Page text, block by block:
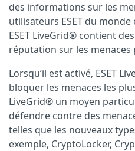
des informations sur les
utilisateurs ESET du monde
ESET LiveGrid® contient
réputation sur les menaces
Lorsqu’il est activé, ESET
bloquer les menaces les
LiveGrid® un moyen
défendre contre des
telles que les nouveaux
exemple, CryptoLocker,